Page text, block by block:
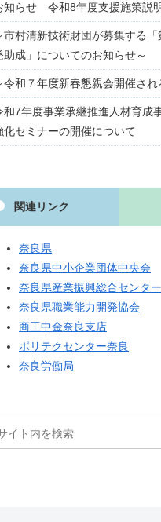
知らせ 令和8年度支援施策説
市村清新技術財団が募集する
助成」についてのお知らせ～
令和７年度新春懇親会開催され
和7年度事業承継推進人材育成
化セミナーの開催について
関連リンク
奈良県
奈良県中小企業団体中央会
奈良県産業振興総合センター
奈良県職業能力開発協会
商工中金奈良支店
ポリテクセンター奈良
奈良労働局